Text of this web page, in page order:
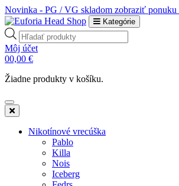
Novinka - PG / VG skladom zobraziť ponuku
Kategórie
Products
search
Môj účet
00,00 €
Žiadne produkty v košíku.
Nikotínové vrecúška
Pablo
Killa
Nois
Iceberg